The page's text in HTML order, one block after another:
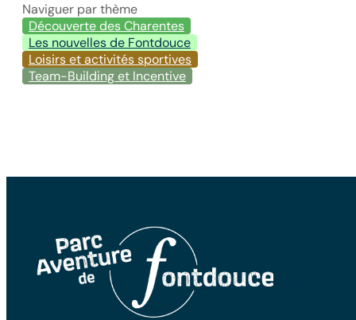
Naviguer par thème
Découverte des Charentes
Les nouvelles de Fontdouce
Loisirs et activités sportives
Team-Building et Incentive